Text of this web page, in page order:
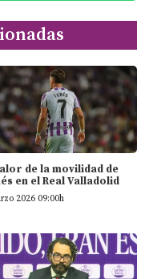
de la movilidad de
en el Real Valladolid
2026 09:00h